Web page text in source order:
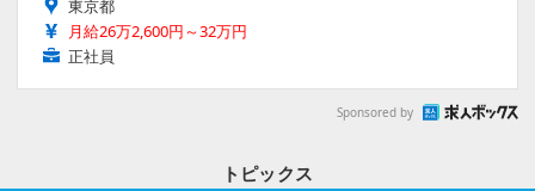
東京都
月給26万2,600円～32万円
正社員
Sponsored by
トピックス